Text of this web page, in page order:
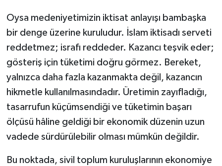
Oysa medeniyetimizin iktisat anlayışı bambaşka
bir denge üzerine kuruludur. İslam iktisadı serveti
reddetmez; israfı reddeder. Kazancı teşvik eder;
gösteriş için tüketimi doğru görmez. Bereket,
yalnızca daha fazla kazanmakta değil, kazancın
hikmetle kullanılmasındadır. Üretimin zayıfladığı,
tasarrufun küçümsendiği ve tüketimin başarı
ölçüsü hâline geldiği bir ekonomik düzenin uzun
vadede sürdürülebilir olması mümkün değildir.
Bu noktada, sivil toplum kuruluşlarının ekonomiye